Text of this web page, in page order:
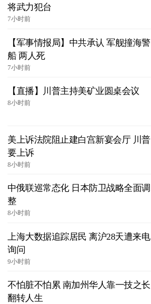
将武力犯台
7小时前
【军事情报局】中共承认 军舰撞海警
船 两人死
7小时前
【直播】川普主持美矿业圆桌会议
8小时前
美上诉法院阻止建白宫新宴会厅 川普
要上诉
8小时前
中俄联巡常态化 日本防卫战略全面调
整
8小时前
上海大数据追踪居民 离沪28天遭来电
询问
9小时前
不怕脏不怕累 南加州华人靠一技之长
翻转人生